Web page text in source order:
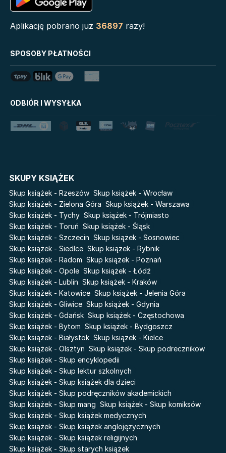
Serie
Grzeszni Miliarderzy
Uniwersum Reina Roja
Królestwo kłamstw
Lato
Tim Marshall on
Star Wars Darth Vader
Pamiętniki Wampirów
Basia. Wielka księga.
Poznawaj świat z Basią
The Hazel Wood
Zmierzch
Faye
Katie Maguire
Liceum Freuda
Sherlock Holmes Society
Światy Pilipiuka
Cień od wschodu
Przebudzenie powietrza
Pieśń Lwicy
Akademia wampirów
Karneval
Baśń o złamanym sercu
Prosta zabawa
Aplikację pobrano już 36897 razy!
SPOSOBY PŁATNOŚCI
ODBIÓR I WYSYŁKA
SKUPY KSIĄŻEK
Skup książek - Rzeszów Skup książek - Wrocław
Skup książek - Zielona Góra Skup książek - Warszawa
Skup książek - Tychy Skup książek - Trójmiasto
Skup książek - Toruń Skup książek - Śląsk
Skup książek - Szczecin Skup książek - Sosnowiec
Skup książek - Siedlce Skup książek - Rybnik
Skup książek - Radom Skup książek - Poznań
Skup książek - Opole Skup książek - Łódź
Skup książek - Lublin Skup książek - Kraków
Skup książek - Katowice Skup książek - Jelenia Góra
Skup książek - Gliwice Skup książek - Gdynia
Skup książek - Gdańsk Skup książek - Częstochowa
Skup książek - Bytom Skup książek - Bydgoszcz
Skup książek - Białystok Skup książek - Kielce
Skup książek - Olsztyn Skup książek - Skup podrecznikow
Skup książek - Skup encyklopedii
Skup książek - Skup lektur szkolnych
Skup książek - Skup książek dla dzieci
Skup książek - Skup podręczników akademickich
Skup książek - Skup mang Skup książek - Skup komiksów
Skup książek - Skup książek medycznych
Skup książek - Skup książek anglojęzycznych
Skup książek - Skup książek religijnych
Skup książek - Skup starych książek